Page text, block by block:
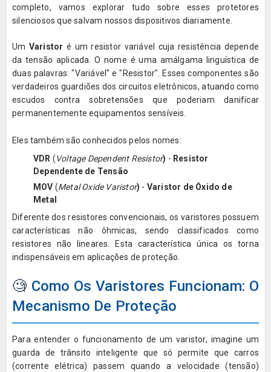
completo, vamos explorar tudo sobre esses protetores
silenciosos que salvam nossos dispositivos diariamente.
Um Varistor é um resistor variável cuja resistência depende
da tensão aplicada. O nome é uma amálgama linguística de
duas palavras: "Variável" e "Resistor". Esses componentes são
verdadeiros guardiões dos circuitos eletrônicos, atuando como
escudos contra sobretensões que poderiam danificar
permanentemente equipamentos sensíveis.
Eles também são conhecidos pelos nomes:
VDR (Voltage Dependent Resistor) - Resistor
Dependente de Tensão
MOV (Metal Oxide Varistor) - Varistor de Óxido de
Metal
Diferente dos resistores convencionais, os varistores possuem
características não ôhmicas, sendo classificados como
resistores não lineares. Esta característica única os torna
indispensáveis em aplicações de proteção.
🧐 Como Os Varistores Funcionam: O
Mecanismo De Proteção
Para entender o funcionamento de um varistor, imagine um
guarda de trânsito inteligente que só permite que carros
(corrente elétrica) passem quando a velocidade (tensão)